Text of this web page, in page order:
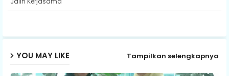
YOU MAY LIKE Tampilkan selengkapnya